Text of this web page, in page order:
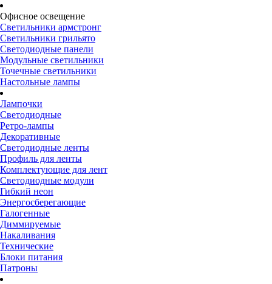
Офисное освещение
Светильники армстронг
Светильники грильято
Светодиодные панели
Модульные светильники
Точечные светильники
Настольные лампы
Лампочки
Светодиодные
Ретро-лампы
Декоративные
Светодиодные ленты
Профиль для ленты
Комплектующие для лент
Светодиодные модули
Гибкий неон
Энергосберегающие
Галогенные
Диммируемые
Накаливания
Технические
Блоки питания
Патроны